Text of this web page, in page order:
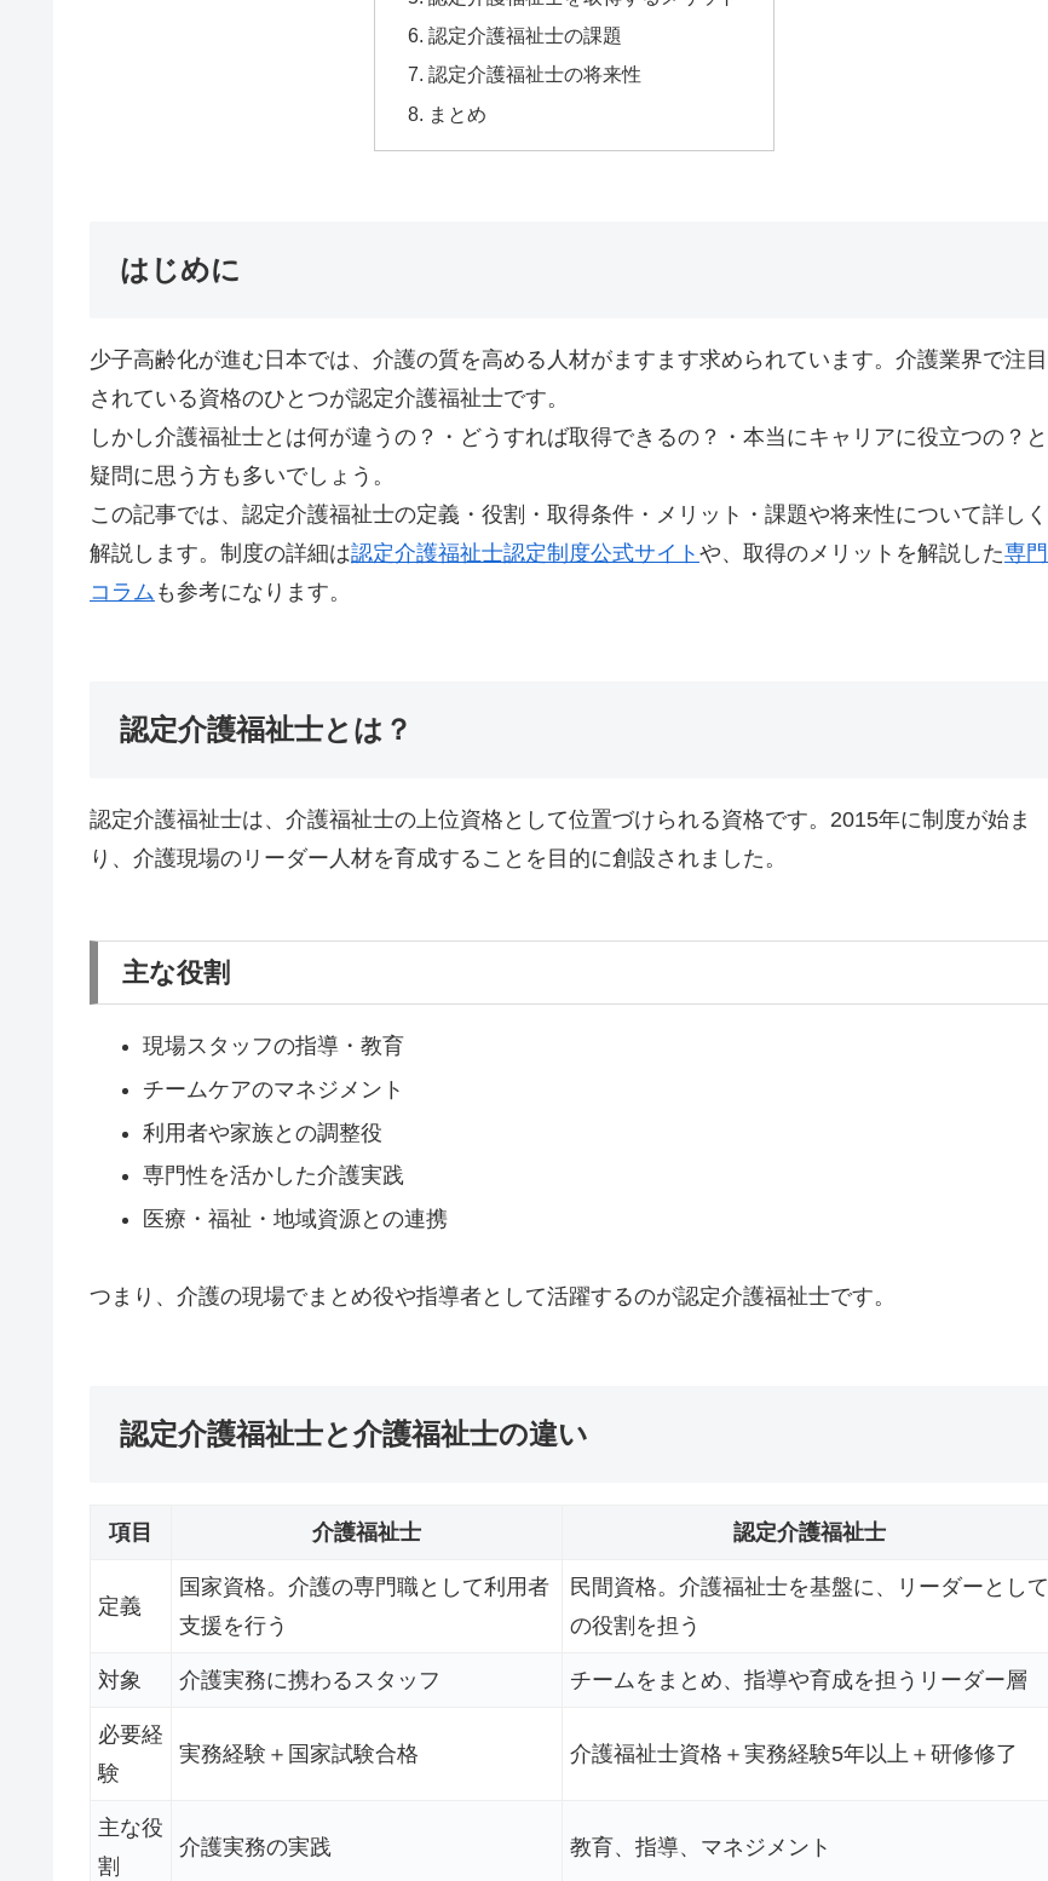
認定介護福祉士の課題
認定介護福祉士の将来性
まとめ
はじめに
少子高齢化が進む日本では、介護の質を高める人材がますます求められています。介護業界で注目
されている資格のひとつが認定介護福祉士です。
しかし介護福祉士とは何が違うの？・どうすれば取得できるの？・本当にキャリアに役立つの？と
疑問に思う方も多いでしょう。
この記事では、認定介護福祉士の定義・役割・取得条件・メリット・課題や将来性について詳しく
解説します。制度の詳細は認定介護福祉士認定制度公式サイト や、取得のメリットを解説した専門
コラム も参考になります。
認定介護福祉士とは？
認定介護福祉士は、介護福祉士の上位資格として位置づけられる資格です。2015年に制度が始ま
り、介護現場のリーダー人材を育成することを目的に創設されました。
主な役割
現場スタッフの指導・教育
チームケアのマネジメント
利用者や家族との調整役
専門性を活かした介護実践
医療・福祉・地域資源との連携
つまり、介護の現場でまとめ役や指導者として活躍するのが認定介護福祉士です。
認定介護福祉士と介護福祉士の違い
項目 介護福祉士 認定介護福祉士
定義
国家資格。介護の専門職として利用者
支援を行う
民間資格。介護福祉士を基盤に、リーダーとして
の役割を担う
対象 介護実務に携わるスタッフ チームをまとめ、指導や育成を担うリーダー層
必要経
験
実務経験＋国家試験合格 介護福祉士資格＋実務経験5年以上＋研修修了
主な役
割
介護実務の実践 教育、指導、マネジメント